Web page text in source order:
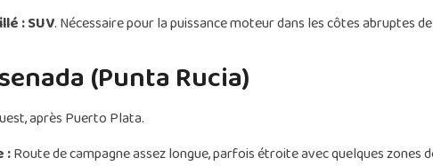
:SUV. Nécessaire pour la puissance moteur dans les côtes abruptes
(Punta Rucia)
après Puerto Plata.
:Route de campagne assez longue, parfois étroite avec quelques zones